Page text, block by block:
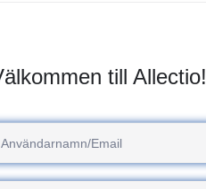
till Allectio!